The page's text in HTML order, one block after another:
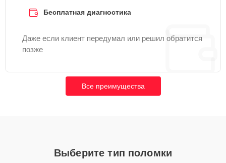
Бесплатная диагностика
Даже если клиент передумал или решил обратится
позже
Все преимущества
Выберите тип поломки